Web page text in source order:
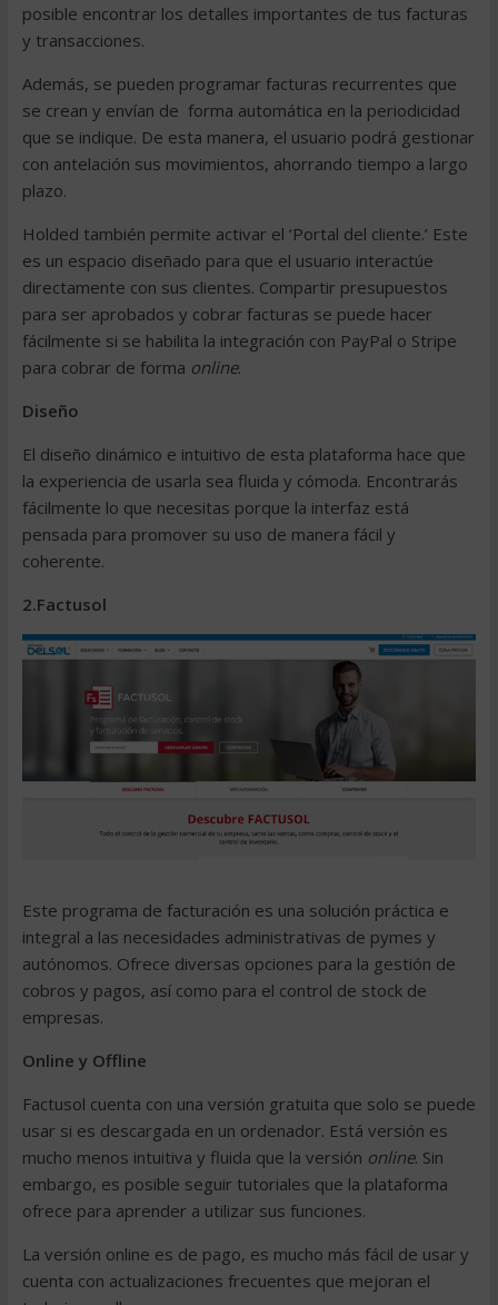
posible encontrar los detalles importantes de tus facturas
y transacciones.
Además, se pueden programar facturas recurrentes que
se crean y envían de forma automática en la periodicidad
que se indique. De esta manera, el usuario podrá gestionar
con antelación sus movimientos, ahorrando tiempo a largo
plazo.
Holded también permite activar el ‘Portal del cliente.’ Este
es un espacio diseñado para que el usuario interactúe
directamente con sus clientes. Compartir presupuestos
para ser aprobados y cobrar facturas se puede hacer
fácilmente si se habilita la integración con PayPal o Stripe
para cobrar de forma online.
Diseño
El diseño dinámico e intuitivo de esta plataforma hace que
la experiencia de usarla sea fluida y cómoda. Encontrarás
fácilmente lo que necesitas porque la interfaz está
pensada para promover su uso de manera fácil y
coherente.
2.Factusol
Este programa de facturación es una solución práctica e
integral a las necesidades administrativas de pymes y
autónomos. Ofrece diversas opciones para la gestión de
cobros y pagos, así como para el control de stockde
empresas.
Online y Offline
Factusol cuenta con una versión gratuita que solo se puede
usar si es descargada en un ordenador. Está versión es
mucho menos intuitiva y fluida que la versión online. Sin
embargo, es posible seguir tutoriales que la plataforma
ofrece para aprender a utilizar sus funciones.
La versión online es de pago, es mucho más fácil de usar y
cuenta con actualizaciones frecuentes que mejoran el